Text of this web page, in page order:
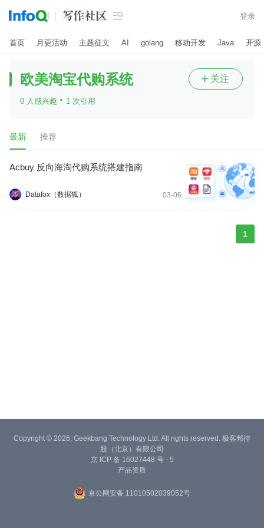
 登录
首页 月更活动 主题征文 AI golang 移动开发 Java 开源
欧美淘宝代购系统
0 人感兴趣 · 1 次引用
 关注
最新 推荐
Acbuy 反向海淘代购系统搭建指南
Datafox（数据狐） 03-06
1
Copyright © 2026, Geekbang Technology Ltd. All rights reserved. 极客邦控
股（北京）有限公司
京 ICP 备 16027448 号 - 5
产品资质
京公网安备 11010502039052号